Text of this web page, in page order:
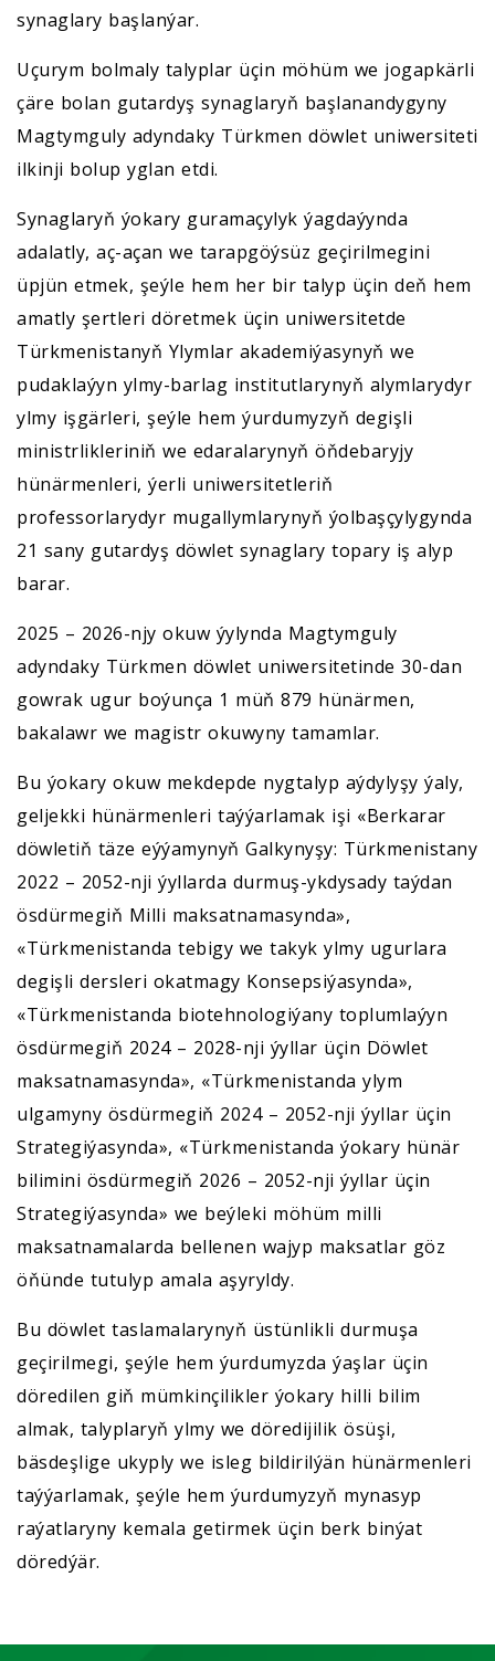
synaglary başlanýar.
Uçurym bolmaly talyplar üçin möhüm we jogapkärli
çäre bolan gutardyş synaglaryň başlanandygyny
Magtymguly adyndaky Türkmen döwlet uniwersiteti
ilkinji bolup yglan etdi.
Synaglaryň ýokary guramaçylyk ýagdaýynda
adalatly, aç-açan we tarapgöýsüz geçirilmegini
üpjün etmek, şeýle hem her bir talyp üçin deň hem
amatly şertleri döretmek üçin uniwersitetde
Türkmenistanyň Ylymlar akademiýasynyň we
pudaklaýyn ylmy-barlag institutlarynyň alymlarydyr
ylmy işgärleri, şeýle hem ýurdumyzyň degişli
ministrlikleriniň we edaralarynyň öňdebaryjy
hünärmenleri, ýerli uniwersitetleriň
professorlarydyr mugallymlarynyň ýolbaşçylygynda
21 sany gutardyş döwlet synaglary topary iş alyp
barar.
2025 – 2026-njy okuw ýylynda Magtymguly
adyndaky Türkmen döwlet uniwersitetinde 30-dan
gowrak ugur boýunça 1 müň 879 hünärmen,
bakalawr we magistr okuwyny tamamlar.
Bu ýokary okuw mekdepde nygtalyp aýdylyşy ýaly,
geljekki hünärmenleri taýýarlamak işi «Berkarar
döwletiň täze eýýamynyň Galkynyşy: Türkmenistany
2022 – 2052-nji ýyllarda durmuş-ykdysady taýdan
ösdürmegiň Milli maksatnamasynda»,
«Türkmenistanda tebigy we takyk ylmy ugurlara
degişli dersleri okatmagy Konsepsiýasynda»,
«Türkmenistanda biotehnologiýany toplumlaýyn
ösdürmegiň 2024 – 2028-nji ýyllar üçin Döwlet
maksatnamasynda», «Türkmenistanda ylym
ulgamyny ösdürmegiň 2024 – 2052-nji ýyllar üçin
Strategiýasynda», «Türkmenistanda ýokary hünär
bilimini ösdürmegiň 2026 – 2052-nji ýyllar üçin
Strategiýasynda» we beýleki möhüm milli
maksatnamalarda bellenen wajyp maksatlar göz
öňünde tutulyp amala aşyryldy.
Bu döwlet taslamalarynyň üstünlikli durmuşa
geçirilmegi, şeýle hem ýurdumyzda ýaşlar üçin
döredilen giň mümkinçilikler ýokary hilli bilim
almak, talyplaryň ylmy we döredijilik ösüşi,
bäsdeşlige ukyply we isleg bildirilýän hünärmenleri
taýýarlamak, şeýle hem ýurdumyzyň mynasyp
raýatlaryny kemala getirmek üçin berk binýat
döredýär.